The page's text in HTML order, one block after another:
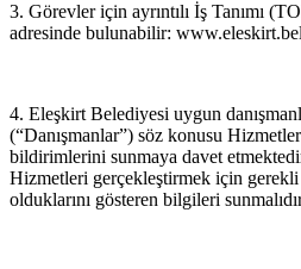
3. Görevler için ayrıntılı İş Tanımı
adresinde bulunabilir:
4. Eleşkirt Belediyesi uygun
(“Danışmanlar”) söz konusu
bildirimlerini sunmaya davet
Hizmetleri gerçekleştirmek için
olduklarını gösteren bilgileri